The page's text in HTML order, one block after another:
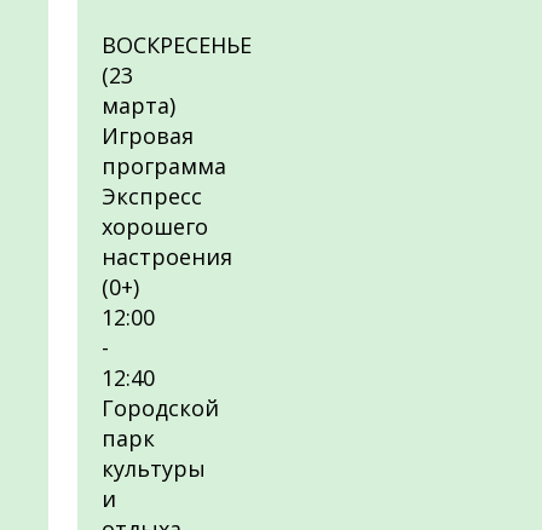
ВОСКРЕСЕНЬЕ
(23
марта)
Игровая
программа
Экспресс
хорошего
настроения
(0+)
12:00
-
12:40
Городской
парк
культуры
и